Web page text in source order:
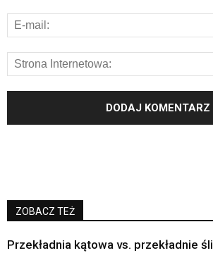
ZOBACZ TEŻ
Przekładnia kątowa vs. przekładnie